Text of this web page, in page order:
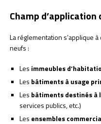
Champ
La réglementation s’applique
neufs :
Les immeubles
Les bâtiments à usage
Les bâtiments destinés à
services publics, etc.)
Les ensembles